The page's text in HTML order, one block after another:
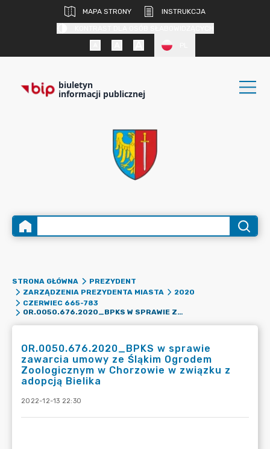
MAPA STRONY
INSTRUKCJA
biuletyn
informacji publicznej
STRONA GŁÓWNA
PREZYDENT
ZARZĄDZENIA PREZYDENTA MIASTA
2020
CZERWIEC 665-783
OR.0050.676.2020_BPKS W SPRAWIE ZAWARCIA UMOWY ZE ŚLĄKIM OGRODEM ZOOLOGICZNYM W CHORZOWIE W ZWIĄZKU Z ADOPCJĄ BIELIKA
OR.0050.676.2020_BPKS w sprawie
zawarcia umowy ze Śląkim Ogrodem
Zoologicznym w Chorzowie w związku z
adopcją Bielika
2022-12-13 22:30